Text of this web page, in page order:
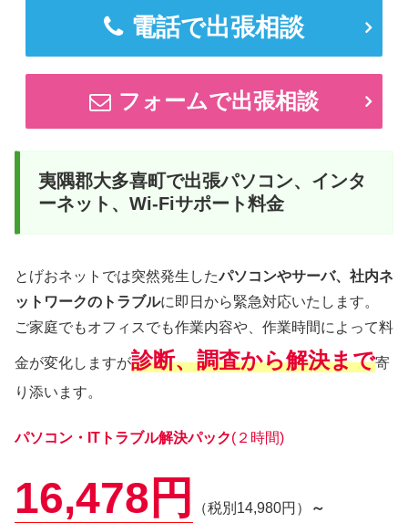
電話で出張相談
フォームで出張相談
夷隅郡大多喜町で出張パソコン、インタ
ーネット、Wi-Fiサポート料金
とげおネットでは突然発生したパソコンやサーバ、社内ネ
ットワークのトラブルに即日から緊急対応いたします。
ご家庭でもオフィスでも作業内容や、作業時間によって料
金が変化しますが診断、調査から解決まで寄
り添います。
パソコン・ITトラブル解決パック(２時間)
16,478円 （税別14,980円） ～